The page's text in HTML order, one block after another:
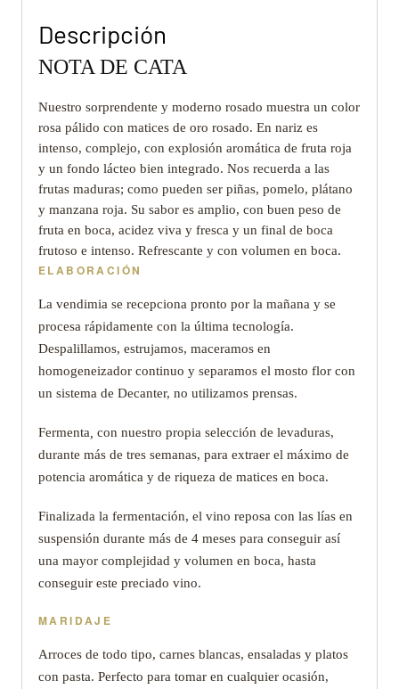
Descripción
NOTA DE CATA
Nuestro sorprendente y moderno rosado muestra un color
rosa pálido con matices de oro rosado. En nariz es
intenso, complejo, con explosión aromática de fruta roja
y un fondo lácteo bien integrado. Nos recuerda a las
frutas maduras; como pueden ser piñas, pomelo, plátano
y manzana roja. Su sabor es amplio, con buen peso de
fruta en boca, acidez viva y fresca y un final de boca
frutoso e intenso. Refrescante y con volumen en boca.
ELABORACIÓN
La vendimia se recepciona pronto por la mañana y se
procesa rápidamente con la última tecnología.
Despalillamos, estrujamos, maceramos en
homogeneizador continuo y separamos el mosto flor con
un sistema de Decanter, no utilizamos prensas.
Fermenta con nuestro propia selección de levaduras,
durante más de tres semanas, para extraer el máximo de
potencia aromática y de riqueza de matices en boca.
Finalizada la fermentación, el vino reposa con las lías en
suspensión durante más de 4 meses para conseguir así
una mayor complejidad y volumen en boca, hasta
conseguir este preciado vino.
MARIDAJE
Arroces de todo tipo, carnes blancas, ensaladas y platos
con pasta. Perfecto para tomar en cualquier ocasión,